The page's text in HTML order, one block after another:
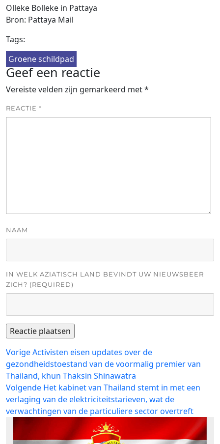
Olleke Bolleke in Pattaya
Bron: Pattaya Mail
Tags:
Groene schildpad
Geef een reactie
Vereiste velden zijn gemarkeerd met*
REACTIE *
NAAM
IN WELK AZIATISCH LAND BEVINDT UW NIEUWSBEER
ZICH? (REQUIRED)
Bericht
navigatie
VorigeVorig
bericht:
Activisten eisen updates over de
gezondheidstoestand van de voormalig premier van
Thailand, khun Thaksin Shinawatra
Volgende Volgend
bericht:
Het kabinet van Thailand stemt in met een
verlaging van de elektriciteitstarieven, wat de
verwachtingen van de particuliere sector overtreft